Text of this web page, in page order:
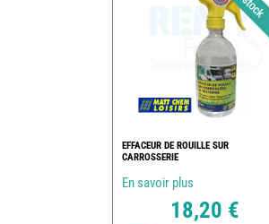
EFFACEUR DE ROUILLE SUR
CARROSSERIE
En savoir plus
18,20 €